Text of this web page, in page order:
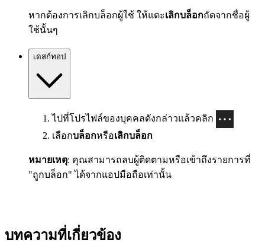
หากต้องการเลิกบล็อกผู้ใช้ ให้แตะเลิกบล็อกถัดจากชื่อผู้
ใช้นั้นๆ
เดสก์ทอป
ไปที่โปรไฟล์ของบุคคลดังกล่าวแล้วคลิก
เลือกบล็อกหรือเลิกบล็อก
หมายเหตุ: คุณสามารถลบผู้ติดตามหรือเข้าถึงรายการที่
"ถูกบล็อก" ได้จากแอปมือถือเท่านั้น
บทความที่เกี่ยวข้อง